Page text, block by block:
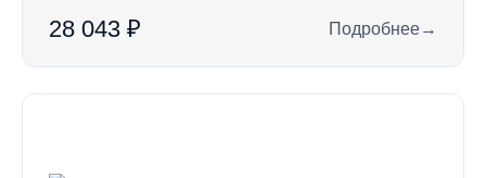
28 043 ₽ Подробнее
: H — прошивка
→